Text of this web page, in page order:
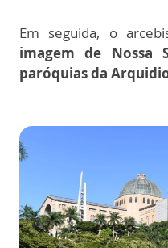
Em seguida, o
imagem de Nossa
paróquiasda